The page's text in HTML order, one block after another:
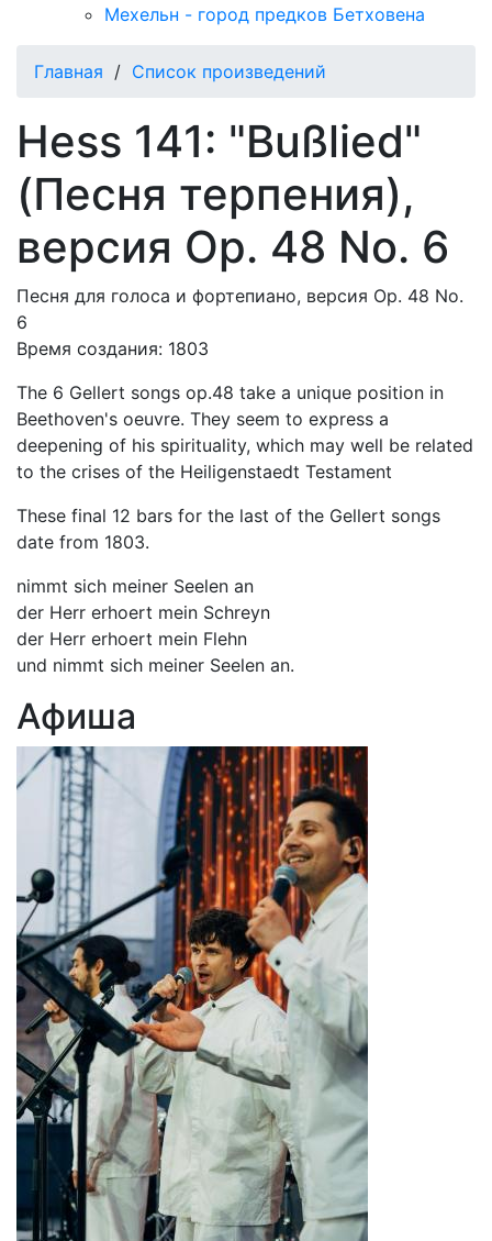
Мехельн - город предков Бетховена
Главная / Список произведений
Hess 141: "Bußlied"
(Песня терпения),
версия Op. 48 No. 6
Песня для голоса и фортепиано, версия Op. 48 No.
6
Время создания: 1803
The 6 Gellert songs op.48 take a unique position in
Beethoven's oeuvre. They seem to express a
deepening of his spirituality, which may well be related
to the crises of the Heiligenstaedt Testament
These final 12 bars for the last of the Gellert songs
date from 1803.
nimmt sich meiner Seelen an
der Herr erhoert mein Schreyn
der Herr erhoert mein Flehn
und nimmt sich meiner Seelen an.
Афиша